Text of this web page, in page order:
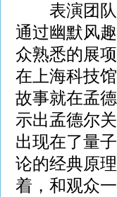
表演团队
通过幽默风
众熟悉的展
在上海科技
故事就在孟
示出孟德尔
出现在了量
论的经典原
着，和观众